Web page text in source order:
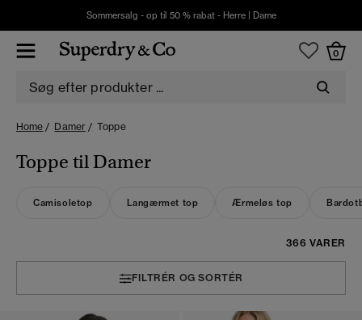
Sommersalg - op til 50 % rabat - Herre| Dame
0
Home Damer Toppe
Toppe til Damer
Camisoletop Langærmet top Ærmeløs top
366 VARER
FILTRÉR OG SORTÉR